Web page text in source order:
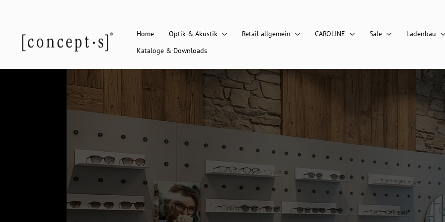
Home Optik & Akustik Retail allgemein CAROLINE Sale Ladenbau
Kataloge & Downloads